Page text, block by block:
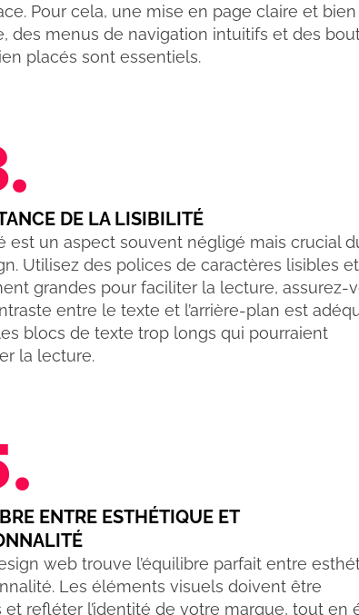
Pour cela, une mise en page claire et bien
des menus de navigation intuitifs et des
placés sont essentiels.
DE LA LISIBILITÉ
est un aspect souvent négligé mais crucial
Utilisez des polices de caractères lisibles et
grandes pour faciliter la lecture, assurez-
entre le texte et l’arrière-plan est
blocs de texte trop longs qui pourraient
la lecture.
ENTRE ESTHÉTIQUE ET
web trouve l’équilibre parfait entre
Les éléments visuels doivent être
et refléter l’identité de votre marque, tout en